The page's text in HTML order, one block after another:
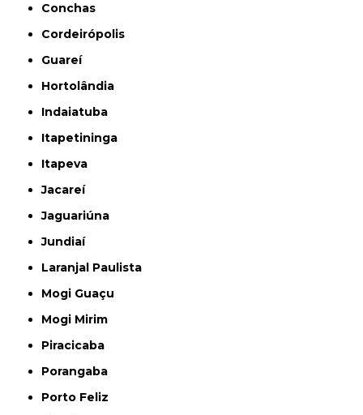
Conchas
Cordeirópolis
Guareí
Hortolândia
Indaiatuba
Itapetininga
Itapeva
Jacareí
Jaguariúna
Jundiaí
Laranjal Paulista
Mogi Guaçu
Mogi Mirim
Piracicaba
Porangaba
Porto Feliz